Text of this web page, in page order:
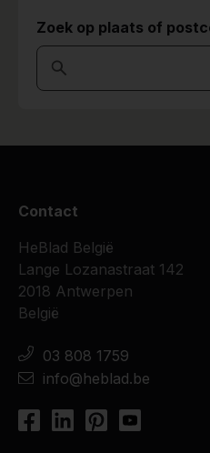
Zoek op plaats of
Contact
HeBlad België
Lange Lozanastraat 142
2018 Antwerpen
België
03 808 1759
info@heblad.be